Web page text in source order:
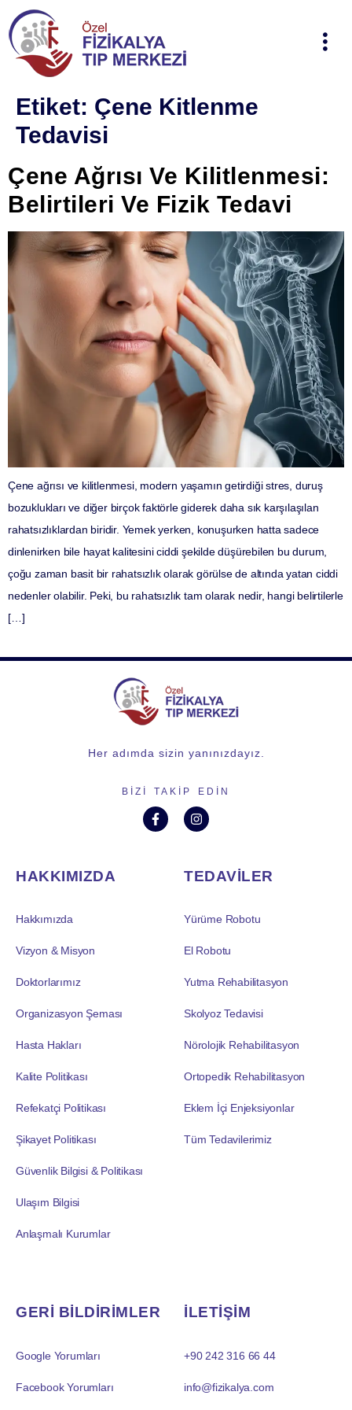
Etiket: Çene Kitlenme
Tedavisi
Çene Ağrısı Ve Kilitlenmesi:
Belirtileri Ve Fizik Tedavi
Çene ağrısı ve kilitlenmesi, modern yaşamın getirdiği stres, duruş
bozuklukları ve diğer birçok faktörle giderek daha sık karşılaşılan
rahatsızlıklardan biridir. Yemek yerken, konuşurken hatta sadece
dinlenirken bile hayat kalitesini ciddi şekilde düşürebilen bu durum,
çoğu zaman basit bir rahatsızlık olarak görülse de altında yatan ciddi
nedenler olabilir. Peki, bu rahatsızlık tam olarak nedir, hangi belirtilerle
[…]
Her adımda sizin yanınızdayız.
BIZI TAKIP EDIN
HAKKIMIZDA
Hakkımızda
Vizyon & Misyon
Doktorlarımız
Organizasyon Şeması
Hasta Hakları
Kalite Politikası
Refekatçi Politikası
Şikayet Politikası
Güvenlik Bilgisi & Politikası
Ulaşım Bilgisi
Anlaşmalı Kurumlar
TEDAVİLER
Yürüme Robotu
El Robotu
Yutma Rehabilitasyon
Skolyoz Tedavisi
Nörolojik Rehabilitasyon
Ortopedik Rehabilitasyon
Eklem İçi Enjeksiyonlar
Tüm Tedavilerimiz
GERİ BİLDİRİMLER
Google Yorumları
Facebook Yorumları
İLETİŞİM
+90 242 316 66 44
info@fizikalya.com